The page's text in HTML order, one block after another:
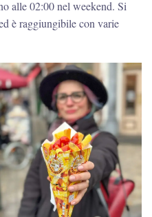
alle 02:00 nel weekend. Si
è raggiungibile con varie